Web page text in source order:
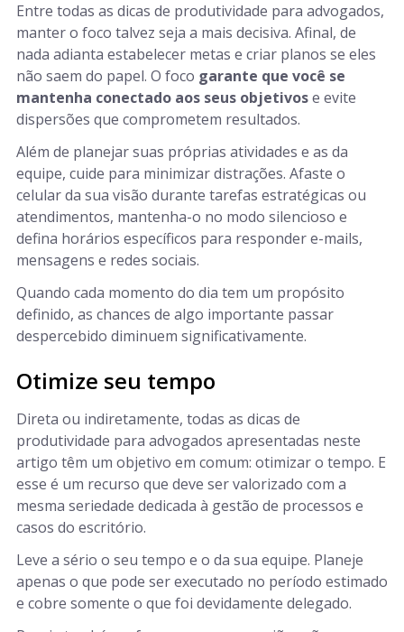
Entre todas as dicas de produtividade para advogados,
manter o foco talvez seja a mais decisiva. Afinal, de
nada adianta estabelecer metas e criar planos se eles
não saem do papel. O foco garante que você se
mantenha conectado aos seus objetivose evite
dispersões que comprometem resultados.
Além de planejar suas próprias atividades e as da
equipe, cuide para minimizar distrações. Afaste o
celular da sua visão durante tarefas estratégicas ou
atendimentos, mantenha-o no modo silencioso e
defina horários específicos para responder e-mails,
mensagens e redes sociais.
Quando cada momento do dia tem um propósito
definido, as chances de algo importante passar
despercebido diminuem significativamente.
Otimize seu tempo
Direta ou indiretamente, todas as dicas de
produtividade para advogados apresentadas neste
artigo têm um objetivo em comum: otimizar o tempo. E
esse é um recurso que deve ser valorizado com a
mesma seriedade dedicada à gestão de processos e
casos do escritório.
Leve a sério o seu tempo e o da sua equipe. Planeje
apenas o que pode ser executado no período estimado
e cobre somente o que foi devidamente delegado.